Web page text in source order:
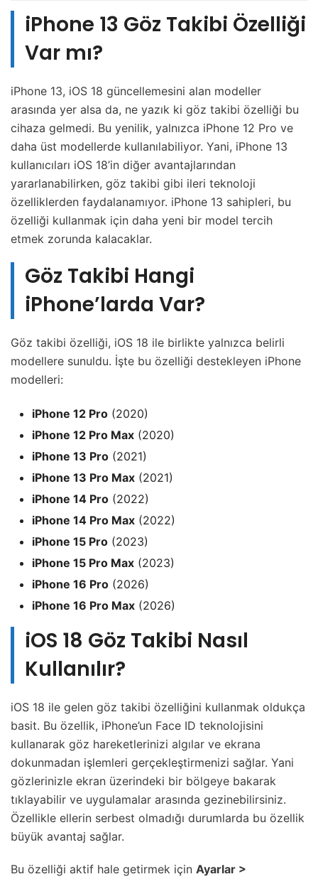
iPhone 13 Göz Takibi Özelliği
Var mı?
iPhone 13, iOS 18 güncellemesini alan modeller
arasında yer alsa da, ne yazık ki göz takibi özelliği bu
cihaza gelmedi. Bu yenilik, yalnızca iPhone 12 Pro ve
daha üst modellerde kullanılabiliyor. Yani, iPhone 13
kullanıcıları iOS 18’in diğer avantajlarından
yararlanabilirken, göz takibi gibi ileri teknoloji
özelliklerden faydalanamıyor. iPhone 13 sahipleri, bu
özelliği kullanmak için daha yeni bir model tercih
etmek zorunda kalacaklar.
Göz Takibi Hangi
iPhone’larda Var?
Göz takibi özelliği, iOS 18 ile birlikte yalnızca belirli
modellere sunuldu. İşte bu özelliği destekleyen iPhone
modelleri:
iPhone 12 Pro (2020)
iPhone 12 Pro Max (2020)
iPhone 13 Pro (2021)
iPhone 13 Pro Max (2021)
iPhone 14 Pro (2022)
iPhone 14 Pro Max (2022)
iPhone 15 Pro (2023)
iPhone 15 Pro Max (2023)
iPhone 16 Pro (2026)
iPhone 16 Pro Max (2026)
iOS 18 Göz Takibi Nasıl
Kullanılır?
iOS 18 ile gelen göz takibi özelliğini kullanmak oldukça
basit. Bu özellik, iPhone’un Face ID teknolojisini
kullanarak göz hareketlerinizi algılar ve ekrana
dokunmadan işlemleri gerçekleştirmenizi sağlar. Yani
gözlerinizle ekran üzerindeki bir bölgeye bakarak
tıklayabilir ve uygulamalar arasında gezinebilirsiniz.
Özellikle ellerin serbest olmadığı durumlarda bu özellik
büyük avantaj sağlar.
Bu özelliği aktif hale getirmek için Ayarlar >